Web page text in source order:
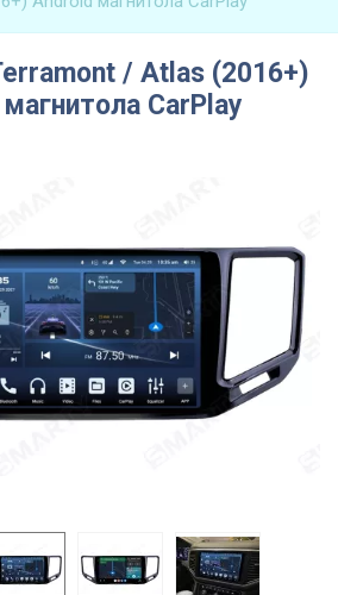
/ Atlas (2016+)
CarPlay